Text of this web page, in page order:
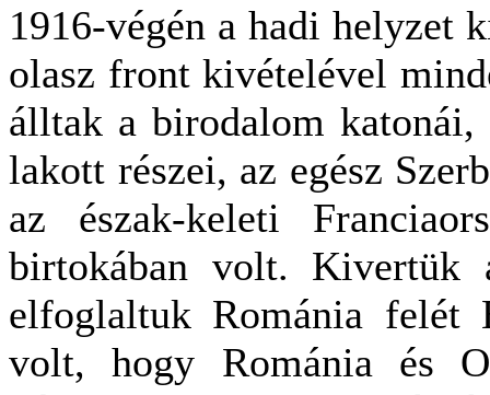
1916-végén a hadi helyzet
olasz front kivételével
álltak a birodalom katonái,
lakott részei, az egész
az észak-keleti
birtokában volt. Kivertük
elfoglaltuk Románia felét
volt, hogy Románia és